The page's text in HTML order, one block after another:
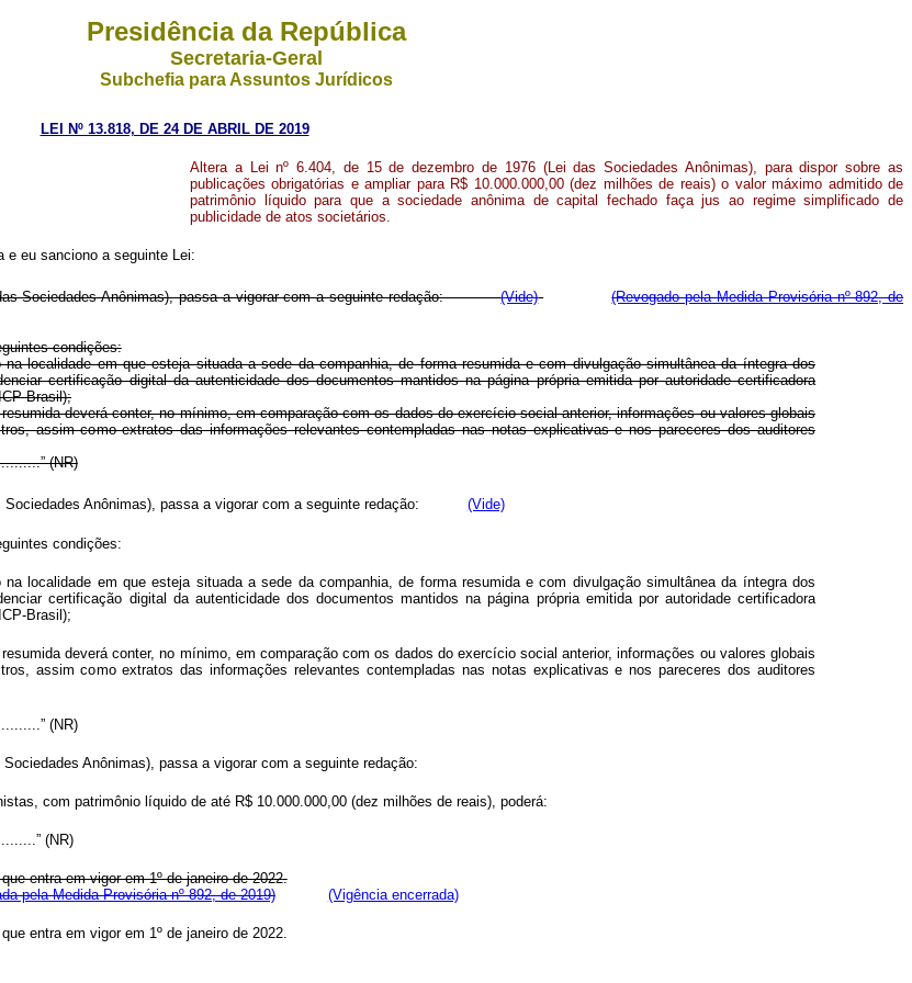
Presidência da República
Secretaria-Geral
Subchefia para Assuntos Jurídicos
LEI Nº 13.818, DE 24 DE ABRIL DE 2019
Altera a Lei nº 6.404, de 15 de dezembro de 1976 (Lei das Sociedades Anônimas), para dispor sobre as
publicações obrigatórias e ampliar para R$ 10.000.000,00 (dez milhões de reais) o valor máximo admitido de
patrimônio líquido para que a sociedade anônima de capital fechado faça jus ao regime simplificado de
publicidade de atos societários.
e eu sanciono a seguinte Lei:
Sociedades Anônimas), passa a vigorar com a seguinte redação:(Vide)
(Revogado pela Medida Provisória nº 892, de
condições:
localidade em que esteja situada a sede da companhia, de forma resumida e com divulgação simultânea da íntegra dos
certificação digital da autenticidade dos documentos mantidos na página própria emitida por autoridade certificadora
Brasil);
deverá conter, no mínimo, em comparação com os dados do exercício social anterior, informações ou valores globais
assim como extratos das informações relevantes contempladas nas notas explicativas e nos pareceres dos auditores
(NR)
Sociedades Anônimas), passa a vigorar com a seguinte redação: (Vide)
condições:
localidade em que esteja situada a sede da companhia, de forma resumida e com divulgação simultânea da íntegra dos
certificação digital da autenticidade dos documentos mantidos na página própria emitida por autoridade certificadora
Brasil);
deverá conter, no mínimo, em comparação com os dados do exercício social anterior, informações ou valores globais
assim como extratos das informações relevantes contempladas nas notas explicativas e nos pareceres dos auditores
(NR)
Anônimas), passa a vigorar com a seguinte redação:
com patrimônio líquido de até R$ 10.000.000,00 (dez milhões de reais), poderá:
(NR)
entra em vigor em 1º de janeiro de 2022.
pela Medida Provisória nº 892, de 2019) (Vigência encerrada)
entra em vigor em 1º de janeiro de 2022.